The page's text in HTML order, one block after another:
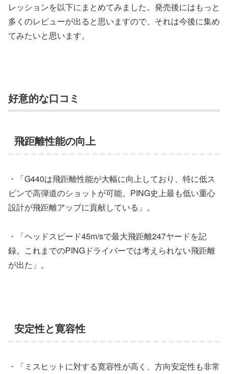
レッションを以下にまとめてみました。発売後にはもっと
多くのレビューが出ると思いますので、それは今後に集め
てみたいと思います。
好意的な口コミ
飛距離性能の向上
・「G440は飛距離性能が大幅に向上しており、特に低ス
ピンで高弾道のショットが可能。PING史上最も低い重心
設計が飛距離アップに貢献している」。
・「ヘッドスピード45m/sで最大飛距離247ヤードを記
録。これまでのPINGドライバーでは考えられない飛距離
が出た」。
安定性と寛容性
・「ミスヒットに対する寛容性が高く、方向安定性も非常